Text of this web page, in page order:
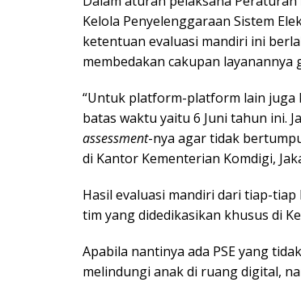
Kelola Penyelenggaraan Sistem
ketentuan evaluasi mandiri ini
membedakan cakupan layanannya
“Untuk platform-platform lain
batas waktu yaitu 6 Juni tahun ini.
assessment-nya agar tidak
di Kantor Kementerian Komdigi,
Hasil evaluasi mandiri dari tiap-
tim yang didedikasikan khusus di
Apabila nantinya ada PSE yang
melindungi anak di ruang digital,